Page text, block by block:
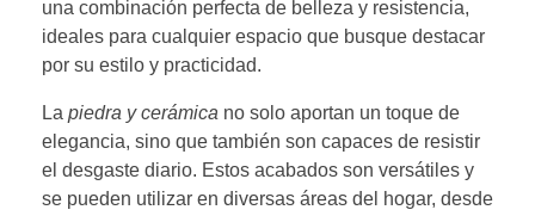
una combinación perfecta de belleza y resistencia,
ideales para cualquier espacio que busque destacar
por su estilo y practicidad.
La piedra y cerámica no solo aportan un toque de
elegancia, sino que también son capaces de resistir
el desgaste diario. Estos acabados son versátiles y
se pueden utilizar en diversas áreas del hogar, desde